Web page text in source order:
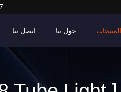
المنتجات حول بنا اتصل بنا